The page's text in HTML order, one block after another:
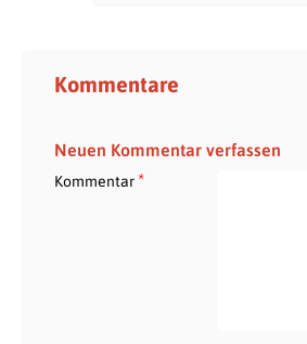
Kommentare
Neuen Kommentar verfassen
Kommentar*